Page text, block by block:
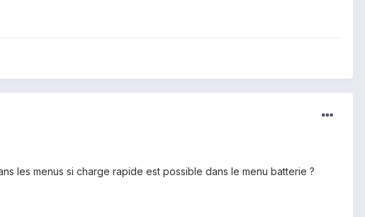
les menus si charge rapide est possible dans le menu batterie ?